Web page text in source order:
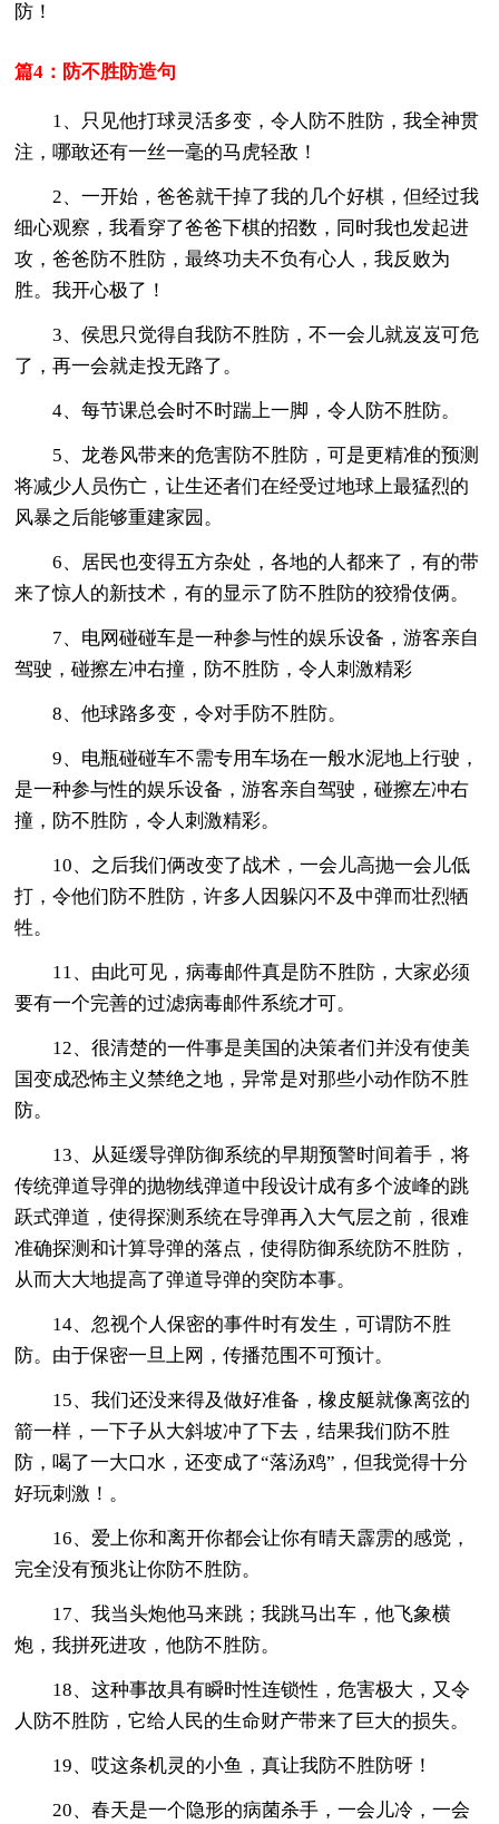
防！
篇4：防不胜防造句
1、只见他打球灵活多变，令人防不胜防，我全神贯
注，哪敢还有一丝一毫的马虎轻敌！
2、一开始，爸爸就干掉了我的几个好棋，但经过我
细心观察，我看穿了爸爸下棋的招数，同时我也发起进
攻，爸爸防不胜防，最终功夫不负有心人，我反败为
胜。我开心极了！
3、侯思只觉得自我防不胜防，不一会儿就岌岌可危
了，再一会就走投无路了。
4、每节课总会时不时踹上一脚，令人防不胜防。
5、龙卷风带来的危害防不胜防，可是更精准的预测
将减少人员伤亡，让生还者们在经受过地球上最猛烈的
风暴之后能够重建家园。
6、居民也变得五方杂处，各地的人都来了，有的带
来了惊人的新技术，有的显示了防不胜防的狡猾伎俩。
7、电网碰碰车是一种参与性的娱乐设备，游客亲自
驾驶，碰擦左冲右撞，防不胜防，令人刺激精彩
8、他球路多变，令对手防不胜防。
9、电瓶碰碰车不需专用车场在一般水泥地上行驶，
是一种参与性的娱乐设备，游客亲自驾驶，碰擦左冲右
撞，防不胜防，令人刺激精彩。
10、之后我们俩改变了战术，一会儿高抛一会儿低
打，令他们防不胜防，许多人因躲闪不及中弹而壮烈牺
牲。
11、由此可见，病毒邮件真是防不胜防，大家必须
要有一个完善的过滤病毒邮件系统才可。
12、很清楚的一件事是美国的决策者们并没有使美
国变成恐怖主义禁绝之地，异常是对那些小动作防不胜
防。
13、从延缓导弹防御系统的早期预警时间着手，将
传统弹道导弹的抛物线弹道中段设计成有多个波峰的跳
跃式弹道，使得探测系统在导弹再入大气层之前，很难
准确探测和计算导弹的落点，使得防御系统防不胜防，
从而大大地提高了弹道导弹的突防本事。
14、忽视个人保密的事件时有发生，可谓防不胜
防。由于保密一旦上网，传播范围不可预计。
15、我们还没来得及做好准备，橡皮艇就像离弦的
箭一样，一下子从大斜坡冲了下去，结果我们防不胜
防，喝了一大口水，还变成了“落汤鸡”，但我觉得十分
好玩刺激！。
16、爱上你和离开你都会让你有晴天霹雳的感觉，
完全没有预兆让你防不胜防。
17、我当头炮他马来跳；我跳马出车，他飞象横
炮，我拼死进攻，他防不胜防。
18、这种事故具有瞬时性连锁性，危害极大，又令
人防不胜防，它给人民的生命财产带来了巨大的损失。
19、哎这条机灵的小鱼，真让我防不胜防呀！
20、春天是一个隐形的病菌杀手，一会儿冷，一会